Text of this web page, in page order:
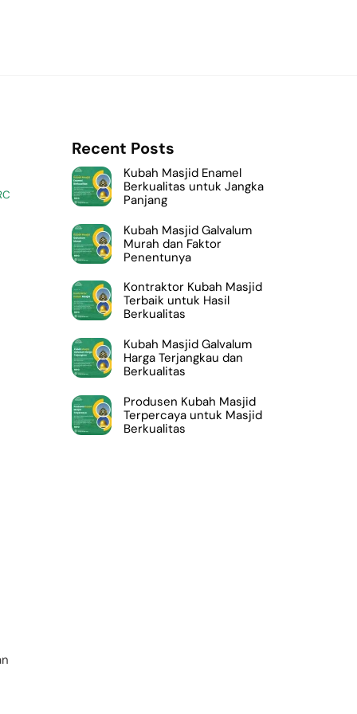
Recent Posts
Kubah Masjid Enamel
Berkualitas untuk Jangka
Panjang
Kubah Masjid Galvalum
Murah dan Faktor
Penentunya
Kontraktor Kubah Masjid
Terbaik untuk Hasil
Berkualitas
Kubah Masjid Galvalum
Harga Terjangkau dan
Berkualitas
Produsen Kubah Masjid
Terpercaya untuk Masjid
Berkualitas